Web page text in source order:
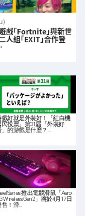
戲「Fortnite」與新世
人組「EXIT」合作登
戲好就是外裝好！「紅白機
民投票」第31届「外裝好
」的游戲是什麽？…
推出電競滑鼠「Aero
Wireless Gen 2」將於4月17日
售！滑…